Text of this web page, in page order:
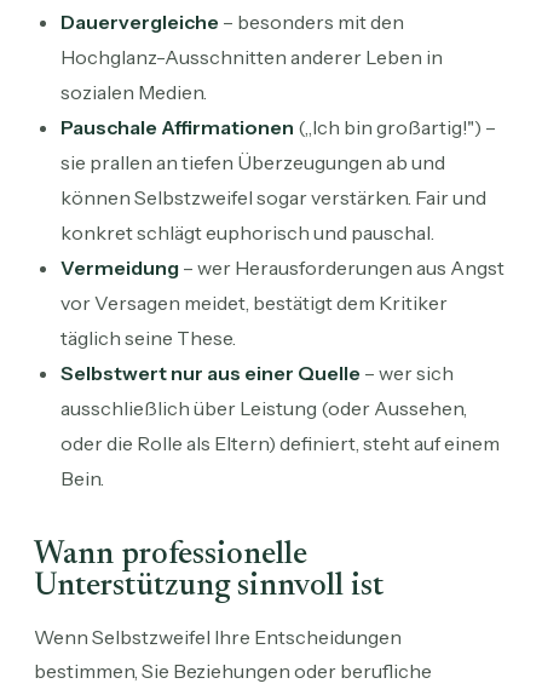
Dauervergleiche – besonders mit den
Hochglanz-Ausschnitten anderer Leben in
sozialen Medien.
Pauschale Affirmationen („Ich bin großartig!") –
sie prallen an tiefen Überzeugungen ab und
können Selbstzweifel sogar verstärken. Fair und
konkret schlägt euphorisch und pauschal.
Vermeidung – wer Herausforderungen aus Angst
vor Versagen meidet, bestätigt dem Kritiker
täglich seine These.
Selbstwert nur aus einer Quelle – wer sich
ausschließlich über Leistung (oder Aussehen,
oder die Rolle als Eltern) definiert, steht auf einem
Bein.
Wann professionelle
Unterstützung sinnvoll ist
Wenn Selbstzweifel Ihre Entscheidungen
bestimmen, Sie Beziehungen oder berufliche